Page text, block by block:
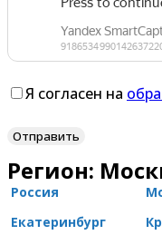
Я согласен на
Регион:
Россия
Екатеринбург